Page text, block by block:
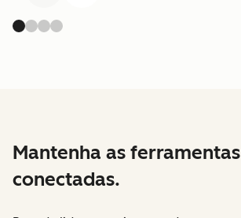
Mantenha as ferramentas
conectadas.